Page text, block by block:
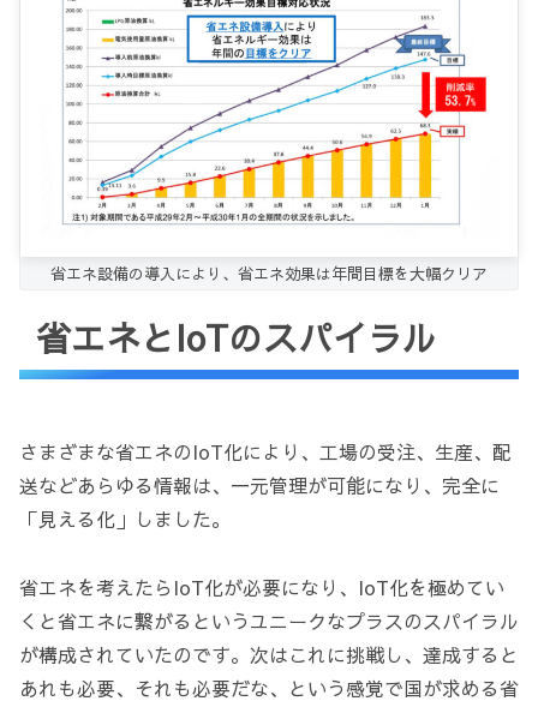
省エネ設備の導入により、省エネ効果は年間目標を大幅クリア
省エネとIoTのスパイラル
さまざまな省エネのIoT化により、工場の受注、生産、配
送などあらゆる情報は、一元管理が可能になり、完全に
「見える化」しました。
省エネを考えたらIoT化が必要になり、IoT化を極めてい
くと省エネに繋がるというユニークなプラスのスパイラル
が構成されていたのです。次はこれに挑戦し、達成すると
あれも必要、それも必要だな、という感覚で国が求める省